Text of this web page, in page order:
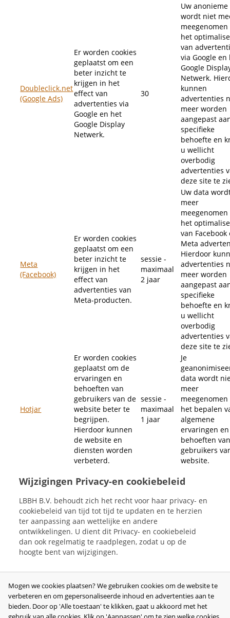
Doubleclick.net
(Google Ads)
Er worden cookies
geplaatst om een
beter inzicht te
krijgen in het
effect van
advertenties via
Google en het
Google Display
Netwerk.
30
Uw
wordt niet
het
van
via Google en
Google
Netwerk.
kunnen
advertenties
meer worden
aangepast
specifieke
behoefte en
u wellicht
overbodig
advertenties
deze site te
Meta
(Facebook)
Er worden cookies
geplaatst om een
beter inzicht te
krijgen in het
effect van
advertenties van
Meta-producten.
sessie -
maximaal
2 jaar
Uw data
meer
het
van Facebook
Meta
Hierdoor
advertenties
meer worden
aangepast
specifieke
behoefte en
u wellicht
overbodig
advertenties
deze site te
Hotjar
Er worden cookies
geplaatst om de
ervaringen en
behoeften van
gebruikers van de
website beter te
begrijpen.
Hierdoor kunnen
de website en
diensten worden
verbeterd.
sessie -
maximaal
1 jaar
Je
data wordt
meer
het bepalen
algemene
ervaringen en
behoeften
gebruikers
website.
Wijzigingen Privacy-en cookiebeleid
LBBH B.V. behoudt zich het recht voor haar privacy- en
cookiebeleid van tijd tot tijd te updaten en te herzien
ter aanpassing aan wettelijke en andere
ontwikkelingen. U dient dit Privacy- en cookiebeleid
dan ook regelmatig te raadplegen, zodat u op de
hoogte bent van wijzigingen.
Mogen we cookies plaatsen? We gebruiken cookies om de website te
verbeteren en om gepersonaliseerde inhoud en advertenties aan te
bieden. Door op 'Alle toestaan' te klikken, gaat u akkoord met het